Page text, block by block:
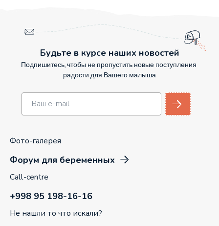
Будьте в курсе наших новостей
Подпишитесь, чтобы не пропустить новые поступления
радости для Вашего малыша
Фото-галерея
Форум для беременных
Call-centre
+998 95 198-16-16
Не нашли то что искали?